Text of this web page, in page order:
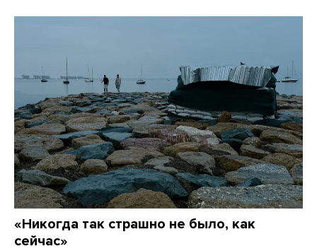
«Никогда так страшно не было, как
сейчас»